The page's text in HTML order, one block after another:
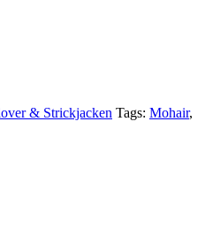
& Strickjacken Tags: Mohair,